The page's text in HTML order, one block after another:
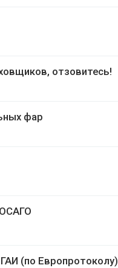
отзовитесь!
фар
(по Европротоколу)